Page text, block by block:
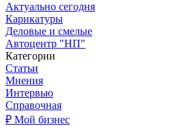
Актуально сегодня
Карикатуры
Деловые и смелые
Автоцентр "НП"
Категории
Статьи
Мнения
Интервью
Справочная
₽ Мой бизнес